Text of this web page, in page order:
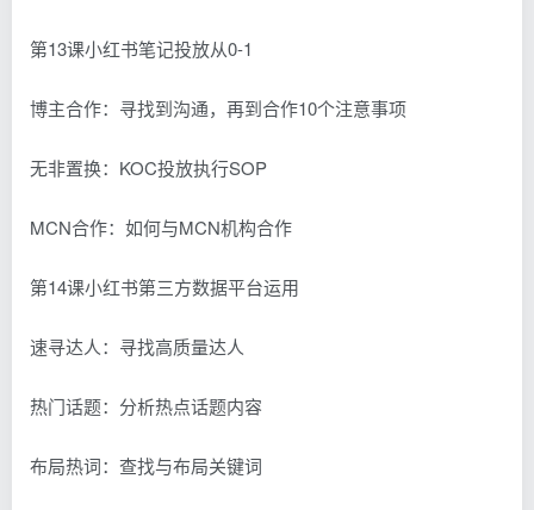
第13课小红书笔记投放从0-1
博主合作：寻找到沟通，再到合作10个注意事项
无非置换：KOC投放执行SOP
MCN合作：如何与MCN机构合作
第14课小红书第三方数据平台运用
速寻达人：寻找高质量达人
热门话题：分析热点话题内容
布局热词：查找与布局关键词